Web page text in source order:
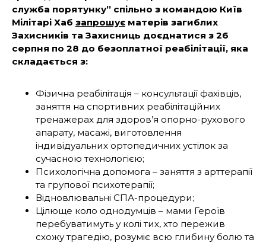
служба порятунку” спільно з командою Київ
Мілітарі Хаб запрошує матерів загиблих
Захисників та Захисниць доєднатися з 26
серпня по 28 до безоплатної реабілітації, яка
складається з:
Фізична реабілітація – консультації фахівців,
заняття на спортивних реабілітаційних
тренажерах для здоров’я опорно-рухового
апарату, масажі, виготовлення
індивідуальних ортопедичних устілок за
сучасною технологією;
Психологічна допомога – заняття з арттерапії
та групової психотерапії;
Відновлювальні СПА-процедури;
Цілюще коло однодумців – мами Героїв
перебуватимуть у колі тих, хто пережив
схожу трагедію, розуміє всю глибину болю та